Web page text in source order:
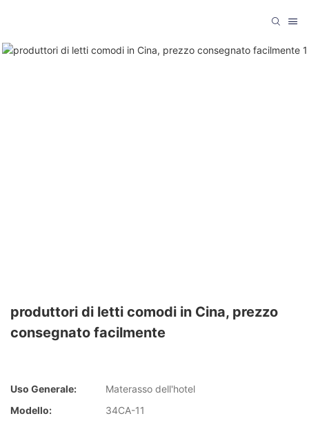
produttori di letti comodi in Cina, prezzo
consegnato facilmente
Uso Generale:
Materasso dell'hotel
Modello:
34CA-11